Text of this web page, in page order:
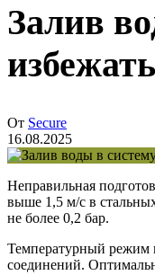
Залив
От Secure
16.08.2025
Неправильная
выше 1,5 м/с в
не более 0,2 бар.
Температурный режим
соединений.